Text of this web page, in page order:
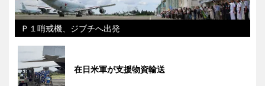
Ｐ１哨戒機、ジブチへ出発
在日米軍が支援物資輸送